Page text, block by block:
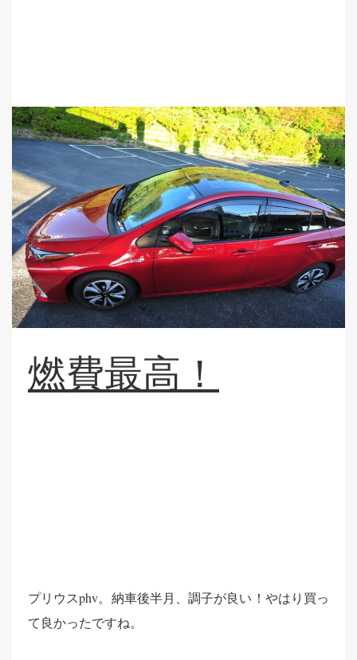
燃費最高！
プリウスphv。納車後半月、調子が良い！やはり買っ
て良かったですね。